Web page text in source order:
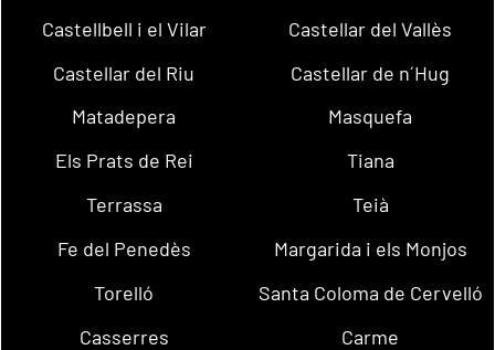
Castellbell i el Vilar
Castellar del Vallès
Castellar del Riu
Castellar de n´Hug
Matadepera
Masquefa
Els Prats de Rei
Tiana
Terrassa
Teià
Fe del Penedès
Margarida i els Monjos
Torelló
Santa Coloma de Cervelló
Casserres
Carme